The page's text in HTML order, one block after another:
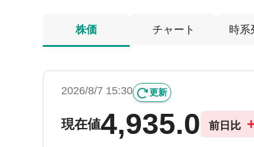
株価 チャート 時系
2026/8/7 15:30 更新
現在値4,935.0 前日比